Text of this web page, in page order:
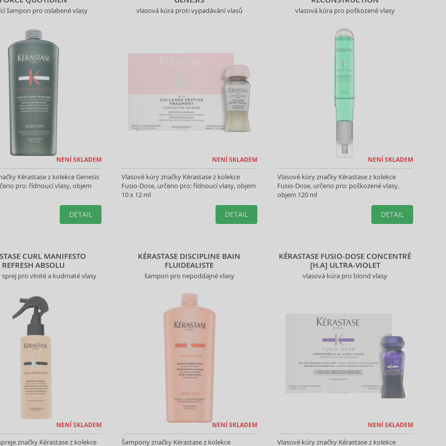
šampon pro oslabené vlasy
NENÍ SKLADEM
Kérastase z kolekce Genesis
pro: řídnoucí vlasy, objem
DETAIL
vlasová kúra proti vypadávání vlasů
NENÍ SKLADEM
Vlasové kúry značky Kérastase z kolekce
Fusio-Dose, určeno pro: řídnoucí vlasy, objem
10 x 12 ml
DETAIL
vlasová kúra pro poškozené vlasy
NENÍ SKLADEM
Vlasové kúry značky Kérastase z kolekce
Fusio-Dose, určeno pro: poškozené vlasy,
objem 120 ml
DETAIL
CURL MANIFESTO
REFRESH ABSOLU
pro vlnité a kudrnaté vlasy
NENÍ SKLADEM
značky Kérastase z kolekce
KÉRASTASE DISCIPLINE BAIN
FLUIDEALISTE
šampon pro nepoddajné vlasy
NENÍ SKLADEM
Šampony značky Kérastase z kolekce
KÉRASTASE FUSIO-DOSE CONCENTRÉ
[H.A] ULTRA-VIOLET
vlasová kúra pro blond vlasy
NENÍ SKLADEM
Vlasové kúry značky Kérastase z kolekce